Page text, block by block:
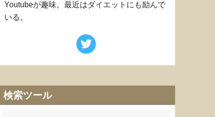
Youtubeが趣味。最近はダイエットにも励んで
いる。
検索ツール